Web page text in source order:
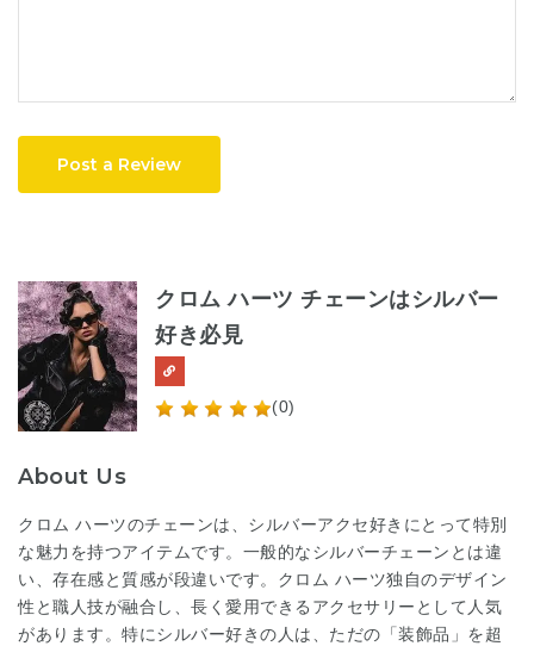
Post a Review
クロム ハーツ チェーンはシルバー
好き必見
(0)
About Us
クロム ハーツのチェーンは、シルバーアクセ好きにとって特別
な魅力を持つアイテムです。一般的なシルバーチェーンとは違
い、存在感と質感が段違いです。クロム ハーツ独自のデザイン
性と職人技が融合し、長く愛用できるアクセサリーとして人気
があります。特にシルバー好きの人は、ただの「装飾品」を超